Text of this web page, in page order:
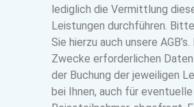
lediglich die Vermittlung
Leistungen durchführen.
Sie hierzu auch unsere
Zwecke erforderlichen
der Buchung der jeweiligen
bei Ihnen, auch für eventuelle